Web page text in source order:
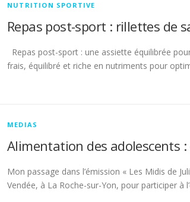
NUTRITION SPORTIVE
Repas post-sport : rillettes de
Repas post-sport : une assiette équilibrée
frais, équilibré et riche en nutriments pour
MEDIAS
Alimentation des adolescents
Mon passage dans l’émission « Les Midis de
Vendée, à La Roche-sur-Yon, pour participer à